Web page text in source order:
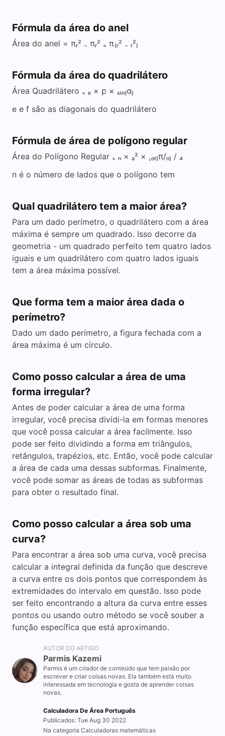
Fórmula da área do anel
Área do anel = πᵣ² ₋ πᵣ² ₌ π₍ᵣ² ₋ ᵣ²₎
Fórmula da área do quadrilátero
Área Quadrilátero ₌ ₑ × բ × ₛᵢₙ₍α₎
e e f são as diagonais do quadrilátero
Fórmula de área de polígono regular
Área do Polígono Regular ₌ ₙ × ₐ² × ꜀ₒₜ₍π/ₙ₎ / ₄
n é o número de lados que o polígono tem
Qual quadrilátero tem a maior área?
Para um dado perímetro, o quadrilátero com a área
máxima é sempre um quadrado. Isso decorre da
geometria - um quadrado perfeito tem quatro lados
iguais e um quadrilátero com quatro lados iguais
tem a área máxima possível.
Que forma tem a maior área dada o
perímetro?
Dado um dado perímetro, a figura fechada com a
área máxima é um círculo.
Como posso calcular a área de uma
forma irregular?
Antes de poder calcular a área de uma forma
irregular, você precisa dividi-la em formas menores
que você possa calcular a área facilmente. Isso
pode ser feito dividindo a forma em triângulos,
retângulos, trapézios, etc. Então, você pode calcular
a área de cada uma dessas subformas. Finalmente,
você pode somar as áreas de todas as subformas
para obter o resultado final.
Como posso calcular a área sob uma
curva?
Para encontrar a área sob uma curva, você precisa
calcular a integral definida da função que descreve
a curva entre os dois pontos que correspondem às
extremidades do intervalo em questão. Isso pode
ser feito encontrando a altura da curva entre esses
pontos ou usando outro método se você souber a
função específica que está aproximando.
AUTOR DO ARTIGO
Parmis Kazemi
Parmis é um criador de conteúdo que tem paixão por
escrever e criar coisas novas. Ela também está muito
interessada em tecnologia e gosta de aprender coisas
novas.
Calculadora De Área Português
Publicados: Tue Aug 30 2022
Na categoria Calculadoras matemáticas